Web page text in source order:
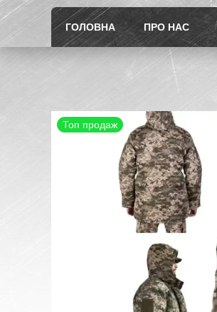
ГОЛОВНА ПРО НАС
Топ продаж